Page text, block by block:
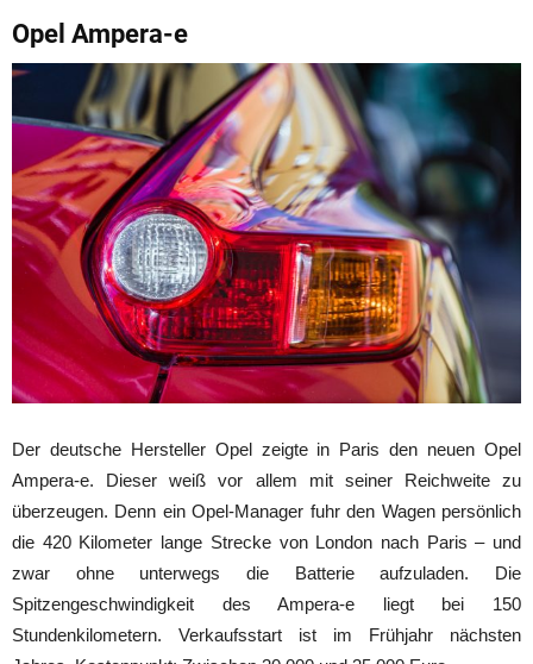
Opel Ampera-e
Der deutsche Hersteller Opel zeigte in Paris den neuen Opel
Ampera-e. Dieser weiß vor allem mit seiner Reichweite zu
überzeugen. Denn ein Opel-Manager fuhr den Wagen persönlich
die 420 Kilometer lange Strecke von London nach Paris – und
zwar ohne unterwegs die Batterie aufzuladen. Die
Spitzengeschwindigkeit des Ampera-e liegt bei 150
Stundenkilometern. Verkaufsstart ist im Frühjahr nächsten